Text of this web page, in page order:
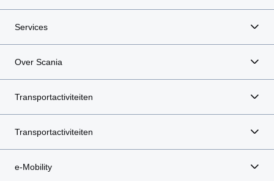
Services
Over Scania
Transportactiviteiten
Transportactiviteiten
e-Mobility